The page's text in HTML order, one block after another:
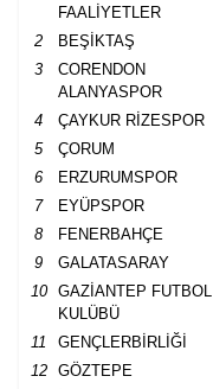
FAALİYETLER
2 BEŞİKTAŞ
3
CORENDON
ALANYASPOR
4 ÇAYKUR RİZESPOR
5
ÇORUM
6
ERZURUMSPOR
7
EYÜPSPOR
8
FENERBAHÇE
9
GALATASARAY
10
GAZİANTEP FUTBOL
KULÜBÜ
11 GENÇLERBİRLİĞİ
12
GÖZTEPE